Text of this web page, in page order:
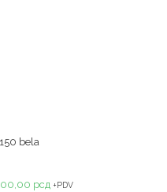
bela
рсд +PDV